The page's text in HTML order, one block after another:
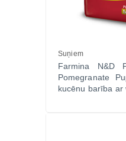
Suņiem
Farmina N&D
Pomegranate
kucēnu barība ar